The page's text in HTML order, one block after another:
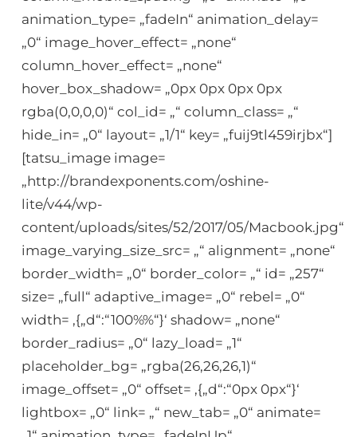
animation_type= „fadeIn“ animation_delay=
„0“ image_hover_effect= „none“
column_hover_effect= „none“
hover_box_shadow= „0px 0px 0px 0px
rgba(0,0,0,0)“ col_id= „“ column_class= „“
hide_in= „0“ layout= „1/1“ key= „fuij9tl459irjbx“]
[tatsu_image image=
„http://brandexponents.com/oshine-
lite/v44/wp-
content/uploads/sites/52/2017/05/Macbook.jpg“
image_varying_size_src= „“ alignment= „none“
border_width= „0“ border_color= „“ id= „257“
size= „full“ adaptive_image= „0“ rebel= „0“
width= ‚{„d“:“100%%“}‘ shadow= „none“
border_radius= „0“ lazy_load= „1“
placeholder_bg= „rgba(26,26,26,1)“
image_offset= „0“ offset= ‚{„d“:“0px 0px“}‘
lightbox= „0“ link= „“ new_tab= „0“ animate=